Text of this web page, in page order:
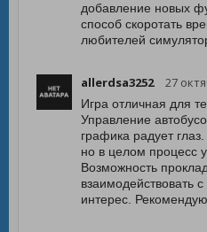
добавление новых
способ скоротать
любителей
allerdsa3252 27
Игра отличная для
Управление
графика радует
но в целом процесс
Возможность
взаимодействовать
интерес.